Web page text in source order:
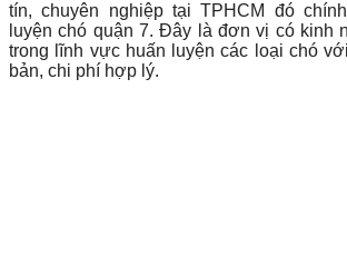
tín, chuyên nghiệp tại TPHCM đó
luyện chó quận 7. Đây là đơn vị có kinh
trong lĩnh vực huấn luyện các loại chó
bản, chi phí hợp lý.